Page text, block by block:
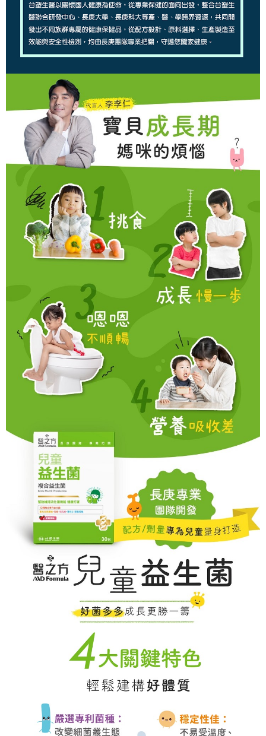
貨到付款
每筆NT$90，滿NT$1,000(含以上)免運費